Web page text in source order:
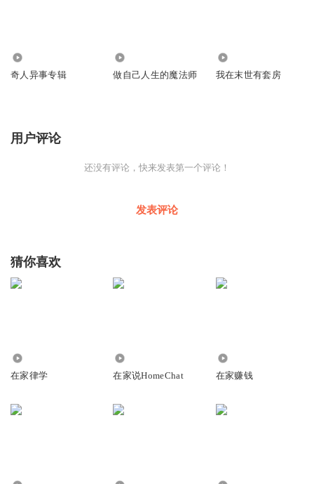
奇人异事专辑 做自己人生的魔法师 我在末世有套房
用户评论
还没有评论，快来发表第一个评论！
发表评论
猜你喜欢
在家律学 在家说HomeChat 在家赚钱